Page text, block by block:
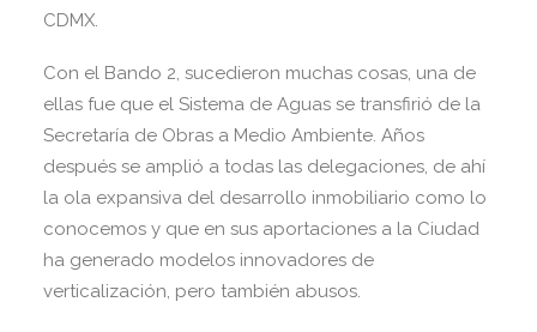
CDMX.
Con el Bando 2, sucedieron muchas cosas, una de
ellas fue que el Sistema de Aguas se transfirió de la
Secretaría de Obras a Medio Ambiente. Años
después se amplió a todas las delegaciones, de ahí
la ola expansiva del desarrollo inmobiliario como lo
conocemos y que en sus aportaciones a la Ciudad
ha generado modelos innovadores de
verticalización, pero también abusos.